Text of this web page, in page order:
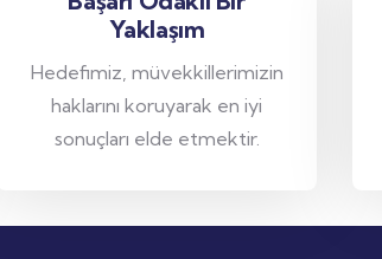
Yaklaşım
Hedefimiz, müvekkillerimizin
haklarını koruyarak en iyi
sonuçları elde etmektir.